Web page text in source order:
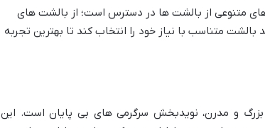
های متنوعی از بالشت ها در دسترس است؛ از بالشت های
متناسب با نیاز خود را انتخاب کند تا بهترین تجربه
و مدرن، نویدبخش سرگرمی های بی پایان است. این